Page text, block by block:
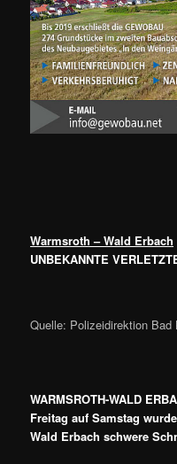
Warmsroth – Wald Erbach
UNBEKANNTE
Quelle: Polizeidirektion Bad
WARMSROTH-WALD
Freitag auf Samstag
Wald Erbach schwere